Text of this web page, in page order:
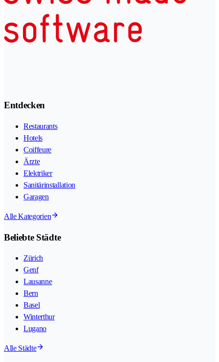
Entdecken
Restaurants
Hotels
Coiffeure
Ärzte
Elektriker
Sanitärinstallation
Garagen
Alle Kategorien
Beliebte Städte
Zürich
Genf
Lausanne
Bern
Basel
Winterthur
Lugano
Alle Städte